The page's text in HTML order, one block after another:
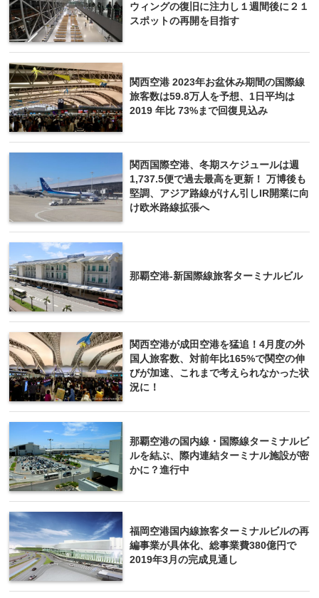
ウィングの復旧に注力し１週間後に２１
スポットの再開を目指す
関西空港 2023年お盆休み期間の国際線
旅客数は59.8万人を予想、1日平均は
2019 年比 73%まで回復見込み
関西国際空港、冬期スケジュールは週
1,737.5便で過去最高を更新！ 万博後も
堅調、アジア路線がけん引しIR開業に向
け欧米路線拡張へ
那覇空港-新国際線旅客ターミナルビル
関西空港が成田空港を猛追！4月度の外
国人旅客数、対前年比165%で関空の伸
びが加速、これまで考えられなかった状
況に！
那覇空港の国内線・国際線ターミナルビ
ルを結ぶ、際内連結ターミナル施設が密
かに？進行中
福岡空港国内線旅客ターミナルビルの再
編事業が具体化、総事業費380億円で
2019年3月の完成見通し